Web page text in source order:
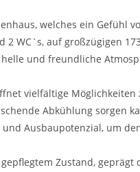
welches ein Gefühl
2 WC`s, auf großzügigen
und freundliche
vielfältige
Abkühlung sorgen
Ausbaupotenzial, um
Zustand,